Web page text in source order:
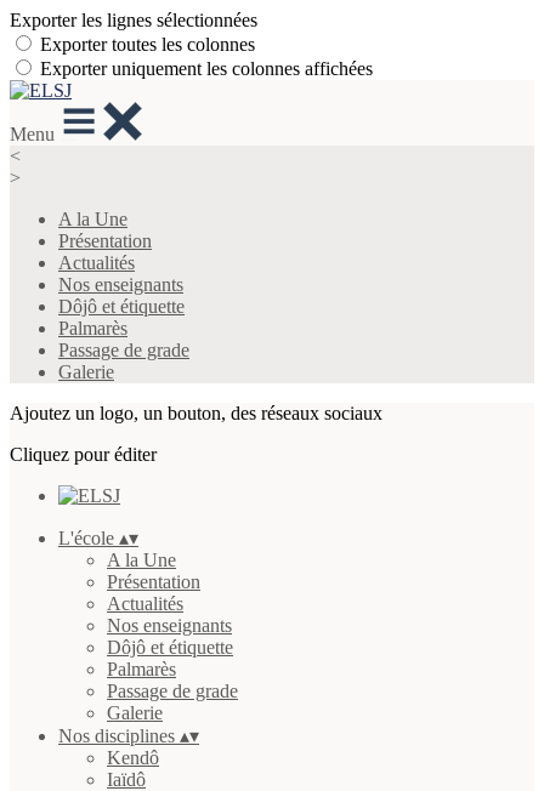
Exporter les lignes sélectionnées
Exporter toutes les colonnes
Exporter uniquement les colonnes affichées
Menu
<
>
A la Une
Présentation
Actualités
Nos enseignants
Dôjô et étiquette
Palmarès
Passage de grade
Galerie
Ajoutez un logo, un bouton, des réseaux sociaux
Cliquez pour éditer
L'école ▴▾
A la Une
Présentation
Actualités
Nos enseignants
Dôjô et étiquette
Palmarès
Passage de grade
Galerie
Nos disciplines ▴▾
Kendô
Iaïdô